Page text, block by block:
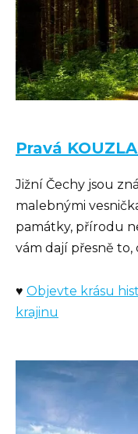
Pravá
Jižní Čechy jsou
malebnými
památky, přírodu
vám dají přesně to,
♥ Objevte krásu
krajinu